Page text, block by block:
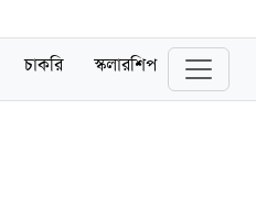
চাকরি স্কলারশিপ বিনোদন